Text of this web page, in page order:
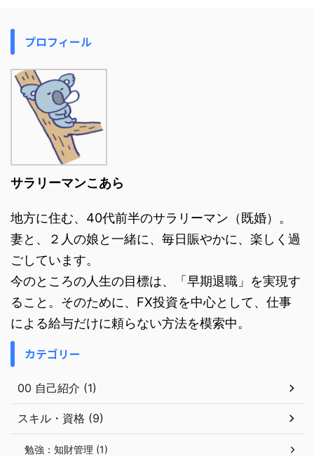
プロフィール
サラリーマンこあら
地方に住む、40代前半のサラリーマン（既婚）。
妻と、２人の娘と一緒に、毎日賑やかに、楽しく過
ごしています。
今のところの人生の目標は、「早期退職」を実現す
ること。そのために、FX投資を中心として、仕事
による給与だけに頼らない方法を模索中。
カテゴリー
00 自己紹介 (1)
スキル・資格 (9)
勉強：知財管理 (1)